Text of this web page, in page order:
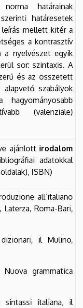
határainak
határesetek
leírás mellett kitér a
a kontrasztív
a nyelvészet egyik
sor: szintaxis. A
és az összetett
szabályok
(valenziale)
ajánlottirodalom
adatokkal
ISBN)
all’italiano
Roma-Bari,
il Mulino,
grammatica
sintassi italiana, il